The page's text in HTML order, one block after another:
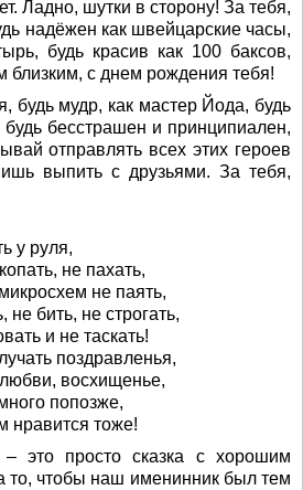
Ладно, шутки в сторону! За тебя,
надёжен как швейцарские часы,
будь красив как 100 баксов,
близким, с днем рождения тебя!
будь мудр, как мастер Йода, будь
бесстрашен и принципиален,
отправлять всех этих героев
выпить с друзьями. За тебя,
у руля,
не пахать,
не паять,
не бить, не строгать,
и не таскать!
поздравленья,
восхищенье,
попозже,
нравится тоже!
это просто сказка с хорошим
то, чтобы наш именинник был тем